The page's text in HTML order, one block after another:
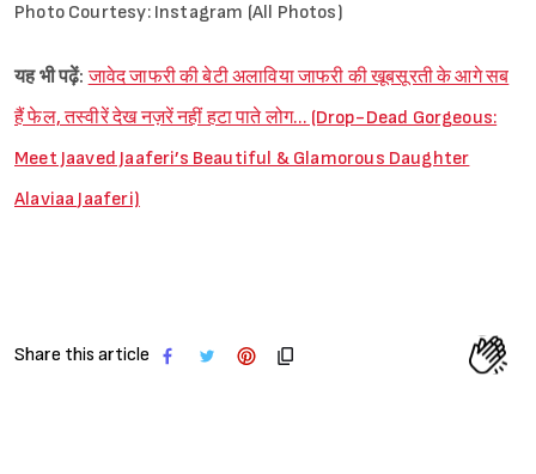
Photo Courtesy: Instagram (All Photos)
यह भी पढ़ें: जावेद जाफरी की बेटी अलाविया जाफरी की खूबसूरती के आगे सब
हैं फेल, तस्वीरें देख नज़रें नहीं हटा पाते लोग… (Drop-Dead Gorgeous:
Meet Jaaved Jaaferi’s Beautiful & Glamorous Daughter
Alaviaa Jaaferi)
Share this article